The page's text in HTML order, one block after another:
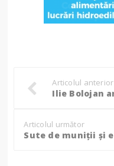
Articolul anterior
Articolul următor